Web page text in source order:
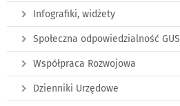
Infografiki, widżety
Społeczna odpowiedzialność GUS
Współpraca Rozwojowa
Dzienniki Urzędowe